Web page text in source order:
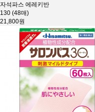
자석파스 에레키반
130 (48매)
21,800원